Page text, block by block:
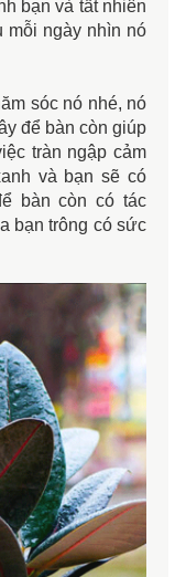
bạn và tất nhiên
mỗi ngày nhìn nó
sóc nó nhé, nó
để bàn còn giúp
tràn ngập cảm
và bạn sẽ có
bàn còn có tác
bạn trông có sức